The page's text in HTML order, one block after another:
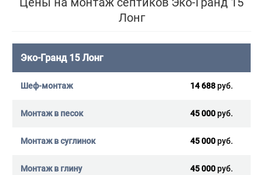
Лонг
Эко-Гранд 15 Лонг
14 688руб.
45 000руб.
45 000руб.
45 000руб.